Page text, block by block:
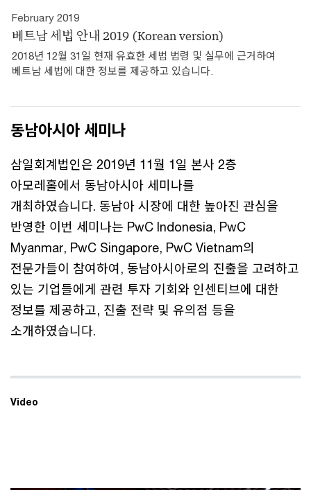
February 2019
베트남 세법 안내 2019 (Korean version)
2018년 12월 31일 현재 유효한 세법 법령 및 실무에 근거하여
베트남 세법에 대한 정보를 제공하고 있습니다.
동남아시아 세미나
삼일회계법인은 2019년 11월 1일 본사 2층
아모레홀에서 동남아시아 세미나를
개최하였습니다. 동남아 시장에 대한 높아진 관심을
반영한 이번 세미나는 PwC Indonesia, PwC
Myanmar, PwC Singapore, PwC Vietnam의
전문가들이 참여하여, 동남아시아로의 진출을 고려하고
있는 기업들에게 관련 투자 기회와 인센티브에 대한
정보를 제공하고, 진출 전략 및 유의점 등을
소개하였습니다.
Video